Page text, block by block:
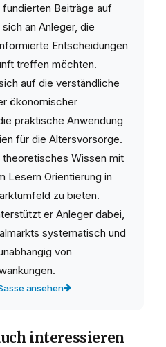
Beiträge auf
an Anleger, die
Entscheidungen
treffen möchten.
auf die verständliche
ökonomischer
praktische Anwendung
für die Altersvorsorge.
Wissen mit
Lesern Orientierung in
zu bieten.
er Anleger dabei,
systematisch und
von
ansehen
interessieren